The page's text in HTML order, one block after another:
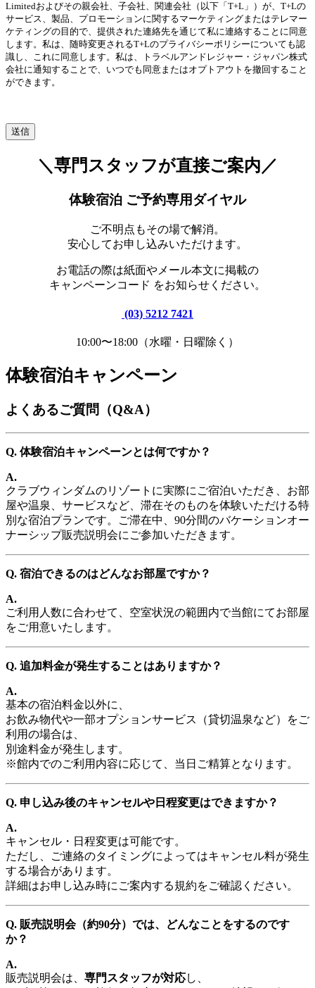
Limitedおよびその親会社、子会社、関連会社（以下「T+L」）が、T+Lの
サービス、製品、プロモーションに関するマーケティングまたはテレマー
ケティングの目的で、提供された連絡先を通じて私に連絡することに同意
します。私は、随時変更されるT+Lのプライバシーポリシーについても認
識し、これに同意します。私は、トラベルアンドレジャー・ジャパン株式
会社に通知することで、いつでも同意またはオプトアウトを撤回すること
ができます。
＼専門スタッフが直接ご案内／
体験宿泊 ご予約専用ダイヤル
ご不明点もその場で解消。
安心してお申し込みいただけます。
お電話の際は紙面やメール本文に掲載の
キャンペーンコード をお知らせください。
(03) 5212 7421
10:00〜18:00（水曜・日曜除く）
体験宿泊キャンペーン
よくあるご質問（Q&A）
Q. 体験宿泊キャンペーンとは何ですか？
A.
クラブウィンダムのリゾートに実際にご宿泊いただき、お部
屋や温泉、サービスなど、滞在そのものを体験いただける特
別な宿泊プランです。ご滞在中、90分間のバケーションオー
ナーシップ販売説明会にご参加いただきます。
Q. 宿泊できるのはどんなお部屋ですか？
A.
ご利用人数に合わせて、空室状況の範囲内で当館にてお部屋
をご用意いたします。
Q. 追加料金が発生することはありますか？
A.
基本の宿泊料金以外に、
お飲み物代や一部オプションサービス（貸切温泉など）をご
利用の場合は、
別途料金が発生します。
※館内でのご利用内容に応じて、当日ご精算となります。
Q. 申し込み後のキャンセルや日程変更はできますか？
A.
キャンセル・日程変更は可能です。
ただし、ご連絡のタイミングによってはキャンセル料が発生
する場合があります。
詳細はお申し込み時にご案内する規約をご確認ください。
Q. 販売説明会（約90分）では、どんなことをするのです
か？
A.
販売説明会は、 専門スタッフが対応し、